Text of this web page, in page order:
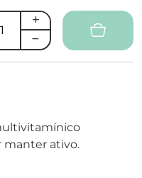
manter ativo.